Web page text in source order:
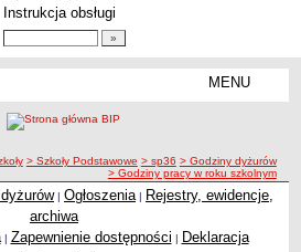
Instrukcja obsługi
MENU
> Szkoły Podstawowe > sp36 > Godziny dyżurów
> Godziny pracy w roku szkolnym
| Ogłoszenia | Rejestry, ewidencje,
archiwa
| Zapewnienie dostępności | Deklaracja